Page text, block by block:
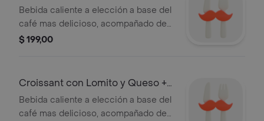
Queso y Huevo
Bebida caliente a elección a base del
café mas delicioso, acompañado de
un Criollo con lomito, queso y huevo.
$ 199,00
Croissant con Lomito y Queso +
Café
Bebida caliente a elección a base del
café mas delicioso, acompañado de